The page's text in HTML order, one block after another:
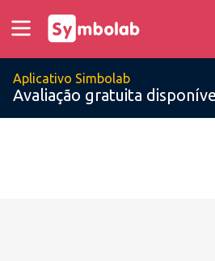
Aplicativo Simbolab
Avaliação gratuita